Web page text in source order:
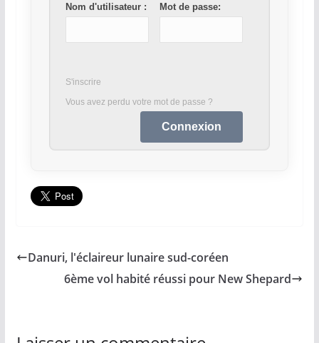
Nom d'utilisateur : Mot de passe:
S'inscrire
Vous avez perdu votre mot de passe ?
Danuri, l'éclaireur lunaire sud-coréen
6ème vol habité réussi pour New Shepard